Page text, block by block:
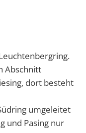
Abschnitt
dort besteht
umgeleitet
und Pasing nur